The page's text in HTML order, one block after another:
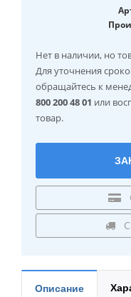
Нет в наличии, но
Для уточнения
обращайтесь к
800 200 48 01 или
товар.
Описание